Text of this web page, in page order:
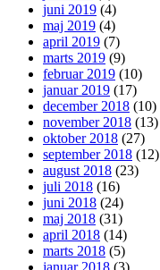
juni 2019 (4)
maj 2019 (4)
april 2019 (7)
marts 2019 (9)
februar 2019 (10)
januar 2019 (17)
december 2018 (10)
november 2018 (13)
oktober 2018 (27)
september 2018 (12)
august 2018 (23)
juli 2018 (16)
juni 2018 (24)
maj 2018 (31)
april 2018 (14)
marts 2018 (5)